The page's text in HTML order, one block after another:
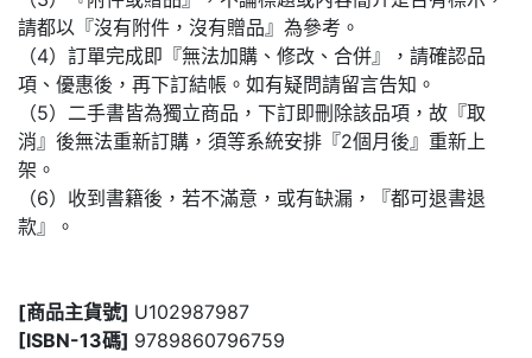
請都以『沒有附件，沒有贈品』為參考。
（4）訂單完成即『無法加購、修改、合併』，請確認品
項、優惠後，再下訂結帳。如有疑問請留言告知。
（5）二手書皆為獨立商品，下訂即刪除該品項，故『取
消』後無法重新訂購，須等系統安排『2個月後』重新上
架。
（6）收到書籍後，若不滿意，或有缺漏，『都可退書退
款』。
[商品主貨號] U102987987
[ISBN-13碼] 9789860796759